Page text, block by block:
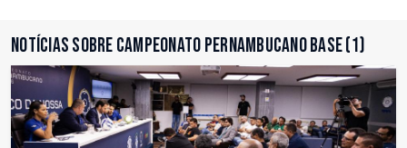
Notícias sobre Campeonato Pernambucano Base (1)